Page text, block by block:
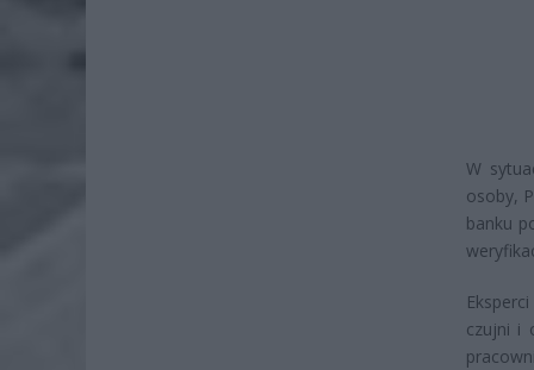
W
osoby,
banku
czujni i